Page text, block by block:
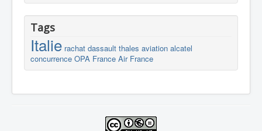
Tags
Italie rachat dassault thales aviation alcatel
concurrence OPA France Air France